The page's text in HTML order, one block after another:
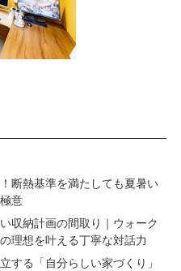
断熱基準を満たしても夏暑い
意
収納計画の間取り｜ウォーク
理想を叶える丁寧な対話力
する「自分らしい家づくり」